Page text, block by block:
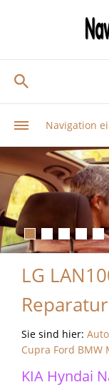
Navigation
LG
Reparatur
Sie sind hier:
Cupra Ford BMW
KIA Hyndai